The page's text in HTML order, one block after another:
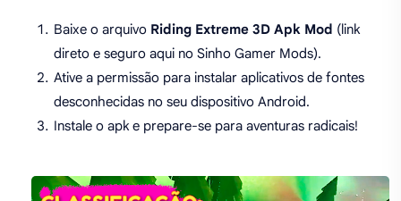
Baixe o arquivo Riding Extreme 3D Apk Mod (link
direto e seguro aqui no Sinho Gamer Mods).
Ative a permissão para instalar aplicativos de fontes
desconhecidas no seu dispositivo Android.
Instale o apk e prepare-se para aventuras radicais!